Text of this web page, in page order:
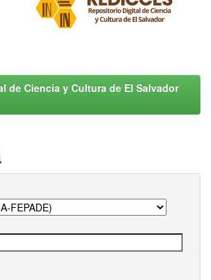
de Ciencia y Cultura de El Salvador